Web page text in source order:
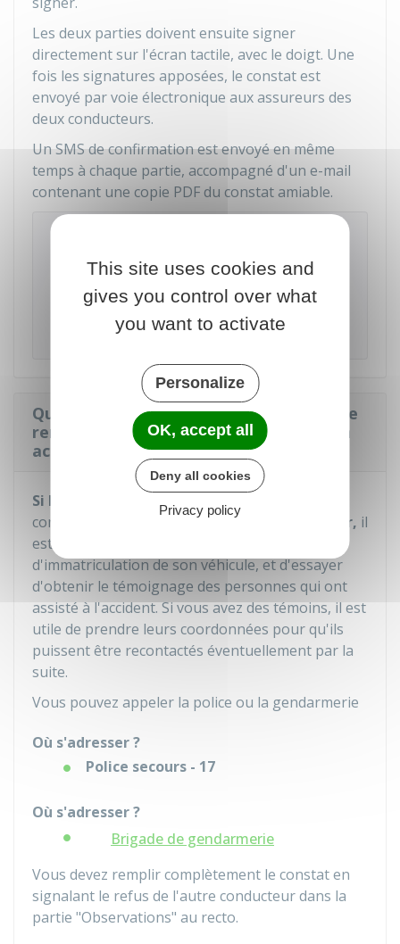
Les deux parties doivent ensuite signer
directement sur l'écran tactile, avec le doigt. Une
fois les signatures apposées, le constat est
envoyé par voie électronique aux assureurs des
deux conducteurs.
Un SMS de confirmation est envoyé en même
temps à chaque partie, accompagné d'un e-mail
contenant une copie PDF du constat amiable.
Accéder au service en ligne
France Assureurs
Que faire si l'autre conducteur refuse de
remplir le e-constat auto à la suite d'un
accident ?
Si l'autre conducteur refuse de compléter
constat électronique ou s'il refuse de le signer, il
est important de relever le numéro
d'immatriculation de son véhicule, et d'essayer
d'obtenir le témoignage des personnes qui ont
assisté à l'accident. Si vous avez des témoins, il est
utile de prendre leurs coordonnées pour qu'ils
puissent être recontactés éventuellement par la
suite.
Vous pouvez appeler la police ou la gendarmerie
Où s'adresser ?
Police secours - 17
Où s'adresser ?
Brigade de gendarmerie
Vous devez remplir complètement le constat en
signalant le refus de l'autre conducteur dans la
partie "Observations" au recto.
This site uses cookies and
gives you control over what
you want to activate
Personalize
OK, accept all
Deny all cookies
Privacy policy